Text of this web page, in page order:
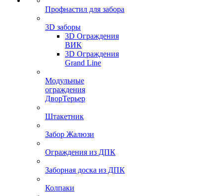
Профнастил для забора
3D заборы
3D Ограждения
ВИК
3D Ограждения
Grand Line
Модульные
ограждения
ДворТерьер
Штакетник
Забор Жалюзи
Ограждения из ДПК
Заборная доска из ДПК
Колпаки